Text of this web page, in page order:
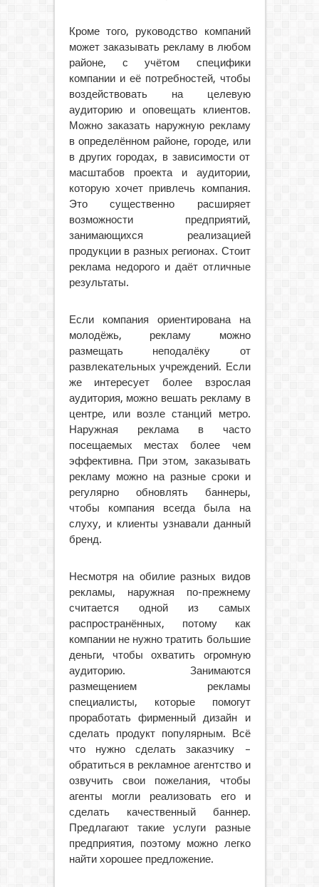
Кроме того, руководство компаний
может заказывать рекламу в любом
районе, с учётом специфики
компании и её потребностей, чтобы
воздействовать на целевую
аудиторию и оповещать клиентов.
Можно заказать наружную рекламу
в определённом районе, городе, или
в других городах, в зависимости от
масштабов проекта и аудитории,
которую хочет привлечь компания.
Это существенно расширяет
возможности предприятий,
занимающихся реализацией
продукции в разных регионах. Стоит
реклама недорого и даёт отличные
результаты.
Если компания ориентирована на
молодёжь, рекламу можно
размещать неподалёку от
развлекательных учреждений. Если
же интересует более взрослая
аудитория, можно вешать рекламу в
центре, или возле станций метро.
Наружная реклама в часто
посещаемых местах более чем
эффективна. При этом, заказывать
рекламу можно на разные сроки и
регулярно обновлять баннеры,
чтобы компания всегда была на
слуху, и клиенты узнавали данный
бренд.
Несмотря на обилие разных видов
рекламы, наружная по-прежнему
считается одной из самых
распространённых, потому как
компании не нужно тратить большие
деньги, чтобы охватить огромную
аудиторию. Занимаются
размещением рекламы
специалисты, которые помогут
проработать фирменный дизайн и
сделать продукт популярным. Всё
что нужно сделать заказчику –
обратиться в рекламное агентство и
озвучить свои пожелания, чтобы
агенты могли реализовать его и
сделать качественный баннер.
Предлагают такие услуги разные
предприятия, поэтому можно легко
найти хорошее предложение.